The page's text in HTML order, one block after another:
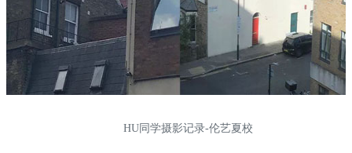
HU同学摄影记录-伦艺夏校